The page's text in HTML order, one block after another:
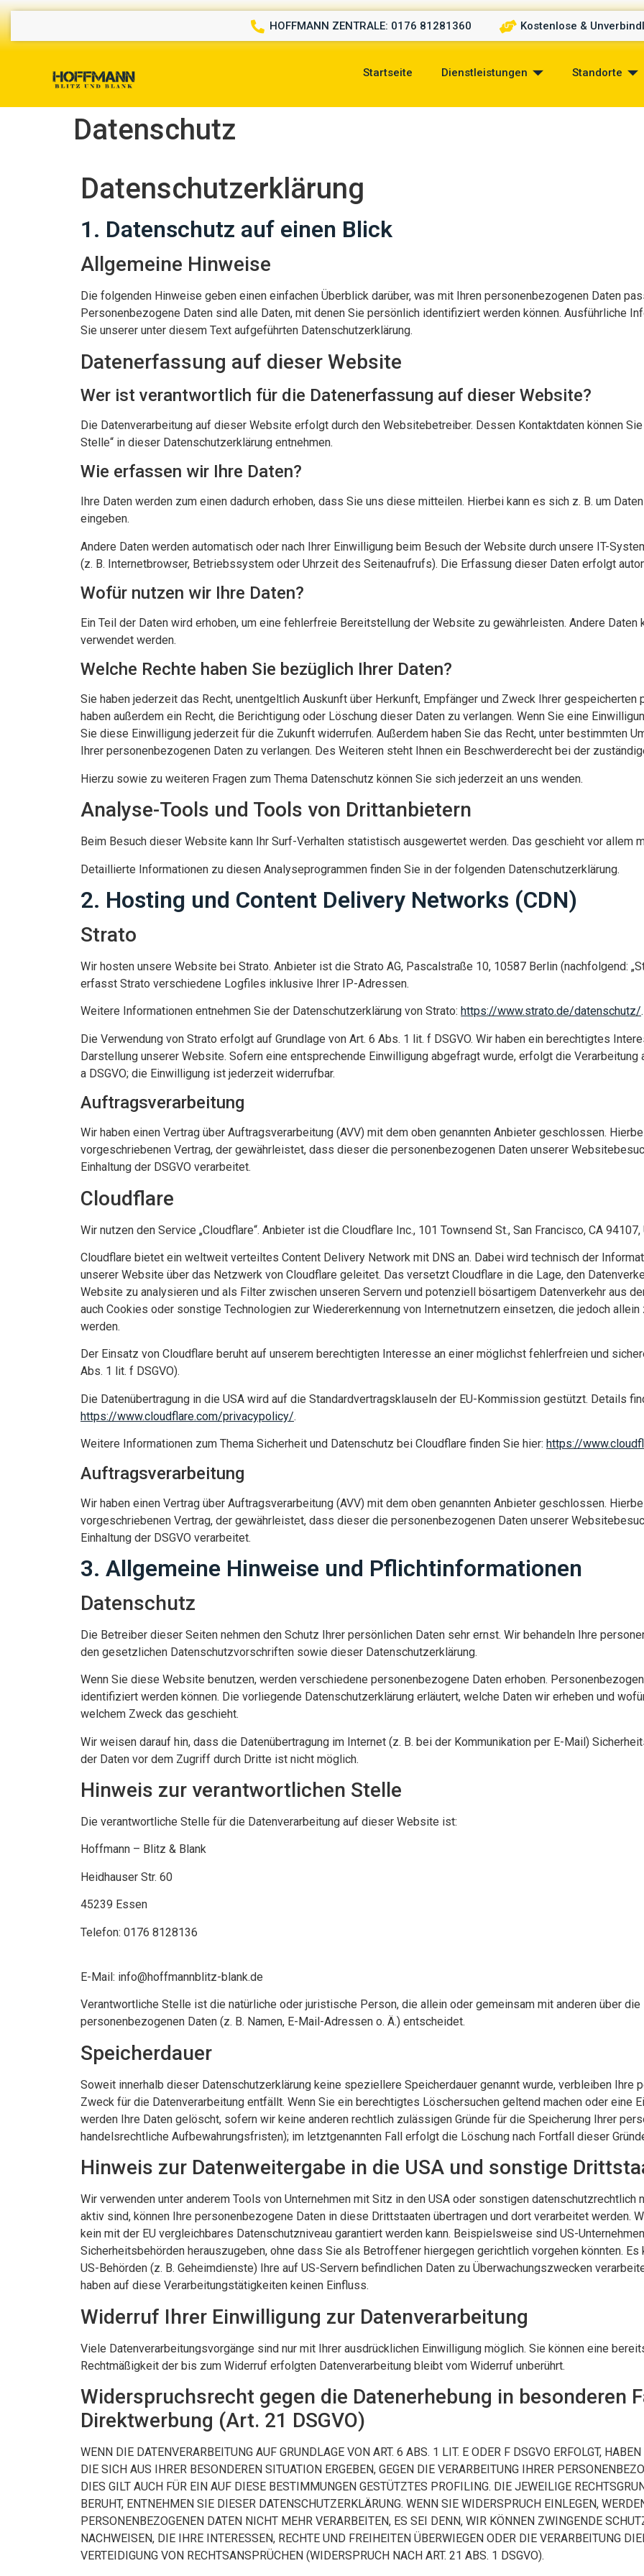
HOFFMANN ZENTRALE: 0176 81281360 Kostenlose &
Startseite Dienstleistungen Standorte
Datenschutz
Datenschutz­erklärung
1. Datenschutz auf einen Blick
Allgemeine Hinweise
Die folgenden Hinweise geben einen einfachen Überblick darüber, was mit Ihren personenbezogenen Daten
Personenbezogene Daten sind alle Daten, mit denen Sie persönlich identifiziert werden können. Ausführliche
Sie unserer unter diesem Text aufgeführten Datenschutzerklärung.
Datenerfassung auf dieser Website
Wer ist verantwortlich für die Datenerfassung auf dieser Website?
Die Datenverarbeitung auf dieser Website erfolgt durch den Websitebetreiber. Dessen Kontaktdaten können
Stelle“ in dieser Datenschutzerklärung entnehmen.
Wie erfassen wir Ihre Daten?
Ihre Daten werden zum einen dadurch erhoben, dass Sie uns diese mitteilen. Hierbei kann es sich z. B. um
eingeben.
Andere Daten werden automatisch oder nach Ihrer Einwilligung beim Besuch der Website durch unsere IT-
(z. B. Internetbrowser, Betriebssystem oder Uhrzeit des Seitenaufrufs). Die Erfassung dieser Daten erfolgt
Wofür nutzen wir Ihre Daten?
Ein Teil der Daten wird erhoben, um eine fehlerfreie Bereitstellung der Website zu gewährleisten. Andere
verwendet werden.
Welche Rechte haben Sie bezüglich Ihrer Daten?
Sie haben jederzeit das Recht, unentgeltlich Auskunft über Herkunft, Empfänger und Zweck Ihrer gespeicherten
haben außerdem ein Recht, die Berichtigung oder Löschung dieser Daten zu verlangen. Wenn Sie eine
Sie diese Einwilligung jederzeit für die Zukunft widerrufen. Außerdem haben Sie das Recht, unter bestimmten
Ihrer personenbezogenen Daten zu verlangen. Des Weiteren steht Ihnen ein Beschwerderecht bei der
Hierzu sowie zu weiteren Fragen zum Thema Datenschutz können Sie sich jederzeit an uns wenden.
Analyse-Tools und Tools von Dritt­anbietern
Beim Besuch dieser Website kann Ihr Surf-Verhalten statistisch ausgewertet werden. Das geschieht vor allem
Detaillierte Informationen zu diesen Analyseprogrammen finden Sie in der folgenden Datenschutzerklärung.
2. Hosting und Content Delivery Networks (CDN)
Strato
Wir hosten unsere Website bei Strato. Anbieter ist die Strato AG, Pascalstraße 10, 10587 Berlin (nachfolgend:
erfasst Strato verschiedene Logfiles inklusive Ihrer IP-Adressen.
Weitere Informationen entnehmen Sie der Datenschutzerklärung von Strato: https://www.strato.de/datenschutz/.
Die Verwendung von Strato erfolgt auf Grundlage von Art. 6 Abs. 1 lit. f DSGVO. Wir haben ein berechtigtes
Darstellung unserer Website. Sofern eine entsprechende Einwilligung abgefragt wurde, erfolgt die Verarbeitung
a DSGVO; die Einwilligung ist jederzeit widerrufbar.
Auftragsverarbeitung
Wir haben einen Vertrag über Auftragsverarbeitung (AVV) mit dem oben genannten Anbieter geschlossen.
vorgeschriebenen Vertrag, der gewährleistet, dass dieser die personenbezogenen Daten unserer
Einhaltung der DSGVO verarbeitet.
Cloudflare
Wir nutzen den Service „Cloudflare“. Anbieter ist die Cloudflare Inc., 101 Townsend St., San Francisco, CA 94107,
Cloudflare bietet ein weltweit verteiltes Content Delivery Network mit DNS an. Dabei wird technisch der
unserer Website über das Netzwerk von Cloudflare geleitet. Das versetzt Cloudflare in die Lage, den
Website zu analysieren und als Filter zwischen unseren Servern und potenziell bösartigem Datenverkehr aus
auch Cookies oder sonstige Technologien zur Wiedererkennung von Internetnutzern einsetzen, die jedoch
werden.
Der Einsatz von Cloudflare beruht auf unserem berechtigten Interesse an einer möglichst fehlerfreien und
Abs. 1 lit. f DSGVO).
Die Datenübertragung in die USA wird auf die Standardvertragsklauseln der EU-Kommission gestützt. Details
https://www.cloudflare.com/privacypolicy/.
Weitere Informationen zum Thema Sicherheit und Datenschutz bei Cloudflare finden Sie hier: https://
Auftragsverarbeitung
Wir haben einen Vertrag über Auftragsverarbeitung (AVV) mit dem oben genannten Anbieter geschlossen.
vorgeschriebenen Vertrag, der gewährleistet, dass dieser die personenbezogenen Daten unserer
Einhaltung der DSGVO verarbeitet.
3. Allgemeine Hinweise und Pflicht­informationen
Datenschutz
Die Betreiber dieser Seiten nehmen den Schutz Ihrer persönlichen Daten sehr ernst. Wir behandeln Ihre
den gesetzlichen Datenschutzvorschriften sowie dieser Datenschutzerklärung.
Wenn Sie diese Website benutzen, werden verschiedene personenbezogene Daten erhoben.
identifiziert werden können. Die vorliegende Datenschutzerklärung erläutert, welche Daten wir erheben und
welchem Zweck das geschieht.
Wir weisen darauf hin, dass die Datenübertragung im Internet (z. B. bei der Kommunikation per E-Mail)
der Daten vor dem Zugriff durch Dritte ist nicht möglich.
Hinweis zur verantwortlichen Stelle
Die verantwortliche Stelle für die Datenverarbeitung auf dieser Website ist:
Hoffmann – Blitz & Blank
Heidhauser Str. 60
45239 Essen
Telefon: 0176 8128136
E-Mail: info@hoffmannblitz-blank.de
Verantwortliche Stelle ist die natürliche oder juristische Person, die allein oder gemeinsam mit anderen über
personenbezogenen Daten (z. B. Namen, E-Mail-Adressen o. Ä.) entscheidet.
Speicherdauer
Soweit innerhalb dieser Datenschutzerklärung keine speziellere Speicherdauer genannt wurde, verbleiben Ihre
Zweck für die Datenverarbeitung entfällt. Wenn Sie ein berechtigtes Löschersuchen geltend machen oder eine
werden Ihre Daten gelöscht, sofern wir keine anderen rechtlich zulässigen Gründe für die Speicherung Ihrer
handelsrechtliche Aufbewahrungsfristen); im letztgenannten Fall erfolgt die Löschung nach Fortfall dieser
Hinweis zur Datenweitergabe in die USA und sonstige
Wir verwenden unter anderem Tools von Unternehmen mit Sitz in den USA oder sonstigen
aktiv sind, können Ihre personenbezogene Daten in diese Drittstaaten übertragen und dort verarbeitet werden.
kein mit der EU vergleichbares Datenschutzniveau garantiert werden kann. Beispielsweise sind US-
Sicherheitsbehörden herauszugeben, ohne dass Sie als Betroffener hiergegen gerichtlich vorgehen könnten.
US-Behörden (z. B. Geheimdienste) Ihre auf US-Servern befindlichen Daten zu Überwachungszwecken
haben auf diese Verarbeitungstätigkeiten keinen Einfluss.
Widerruf Ihrer Einwilligung zur Datenverarbeitung
Viele Datenverarbeitungsvorgänge sind nur mit Ihrer ausdrücklichen Einwilligung möglich. Sie können eine
Rechtmäßigkeit der bis zum Widerruf erfolgten Datenverarbeitung bleibt vom Widerruf unberührt.
Widerspruchsrecht gegen die Datenerhebung in besonderen
Direktwerbung (Art. 21 DSGVO)
WENN DIE DATENVERARBEITUNG AUF GRUNDLAGE VON ART. 6 ABS. 1 LIT. E ODER F DSGVO ERFOLGT,
DIE SICH AUS IHRER BESONDEREN SITUATION ERGEBEN, GEGEN DIE VERARBEITUNG IHRER
DIES GILT AUCH FÜR EIN AUF DIESE BESTIMMUNGEN GESTÜTZTES PROFILING. DIE JEWEILIGE
BERUHT, ENTNEHMEN SIE DIESER DATENSCHUTZERKLÄRUNG. WENN SIE WIDERSPRUCH EINLEGEN,
PERSONENBEZOGENEN DATEN NICHT MEHR VERARBEITEN, ES SEI DENN, WIR KÖNNEN ZWINGENDE
NACHWEISEN, DIE IHRE INTERESSEN, RECHTE UND FREIHEITEN ÜBERWIEGEN ODER DIE VERARBEITUNG
VERTEIDIGUNG VON RECHTSANSPRÜCHEN (WIDERSPRUCH NACH ART. 21 ABS. 1 DSGVO).